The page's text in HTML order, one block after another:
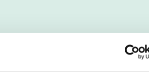
verkligen ditt intresse.